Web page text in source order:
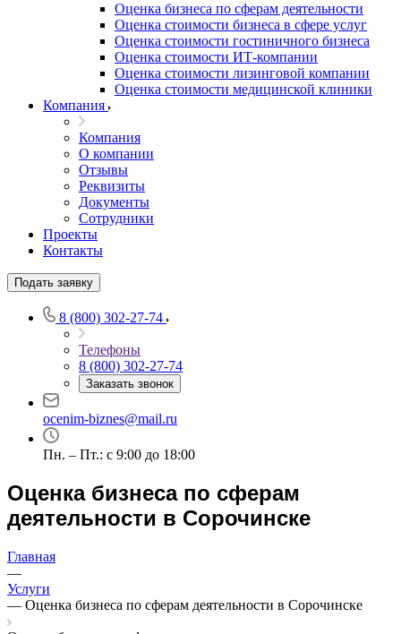
Оценка бизнеса по сферам деятельности
Оценка стоимости бизнеса в сфере услуг
Оценка стоимости гостиничного бизнеса
Оценка стоимости ИТ-компании
Оценка стоимости лизинговой компании
Оценка стоимости медицинской клиники
Компания
Компания
О компании
Отзывы
Реквизиты
Документы
Сотрудники
Проекты
Контакты
Подать заявку
8 (800) 302-27-74
Телефоны
8 (800) 302-27-74
Заказать звонок
ocenim-biznes@mail.ru
Пн. – Пт.: с 9:00 до 18:00
Оценка бизнеса по сферам
деятельности в Сорочинске
Главная
—
Услуги
— Оценка бизнеса по сферам деятельности в Сорочинске
Выберите ваш город
Например:
Абинск
Азов
Аксай
Алушта
Альметьевск
Анапа
Ангарск